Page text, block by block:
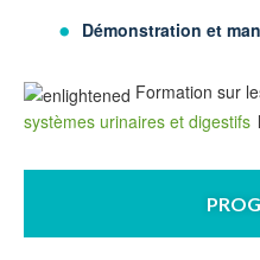
Démonstration et
Formation sur
systèmes urinaires et digestifs